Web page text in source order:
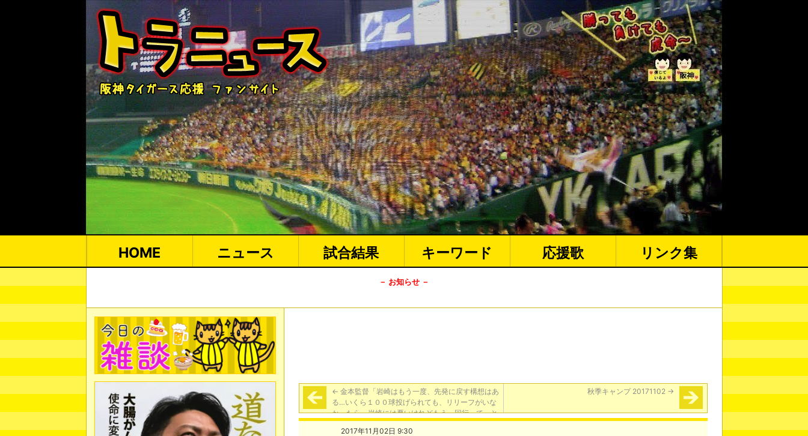
HOME ニュース 試合結果 キーワード 応援歌 リンク集
－ お知らせ －
← 金本監督「岩崎はもう一度、先発に戻す構想はあ
る…いくら１００球投げられても、リリーフがいな
かったら、岩崎には悪いけれどもう一回行って、と
なる」
秋季キャンプ 20171102 →
2017年11月02日 9:30